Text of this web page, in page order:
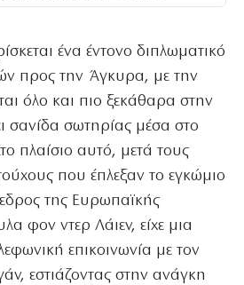
ένα έντονο διπλωματικό
προς την Άγκυρα, με την
όλο και πιο ξεκάθαρα στην
σανίδα σωτηρίας μέσα στο
πλαίσιο αυτό, μετά τους
που έπλεξαν το εγκώμιο
της Ευρωπαϊκής
φον ντερ Λάιεν, είχε μια
επικοινωνία με τον
εστιάζοντας στην ανάγκη